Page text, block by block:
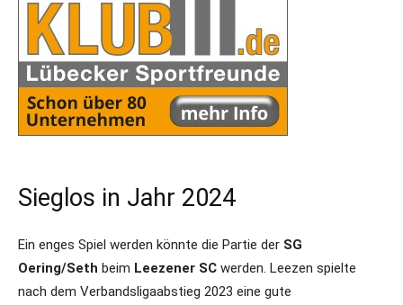
Sieglos in Jahr 2024
Ein enges Spiel werden könnte die Partie der SG
Oering/Seth beim Leezener SC werden. Leezen spielte
nach dem Verbandsligaabstieg 2023 eine gute